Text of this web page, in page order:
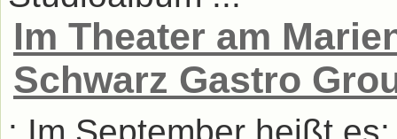
Im Theater am
Schwarz Gastro